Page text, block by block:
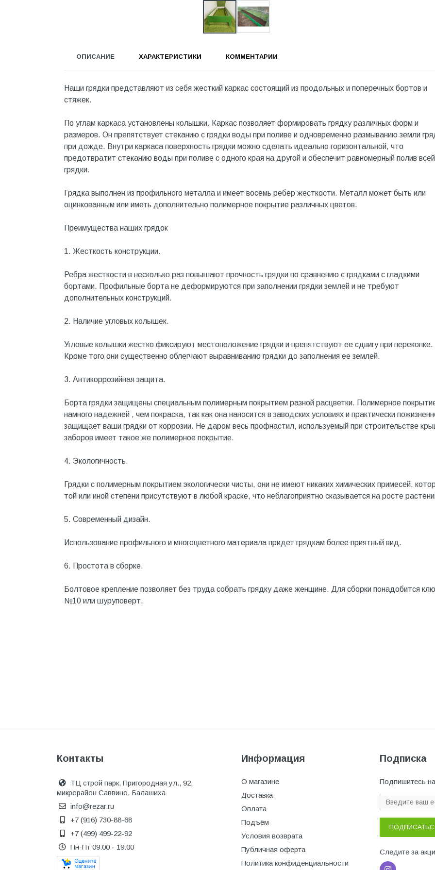
Канализация
Керамика и керамогранит
Клеи, герметики, пены
Клей монтажный
Коллекторы и шкафы
Косметика и уход
Крепёж
Крепеж и герметики
Крепеж, фурнитура
Лак и растворитель
Лакокрасочные материалы
Лепнина для покраски со
Малярно-штукатурные
инструменты
Межкомнатные двери
Металлопрокат и
Механизированные
инструменты
Напольные покрытия
Нерудный материал
Облицовочная доска
Обогревательное
Пиломатериалы
Плинтус напольный
ПОД ЗАКАЗ
Предохранительная арматура
Предохранительные клапана
ОПИСАНИЕ ХАРАКТЕРИСТИКИ КОММЕНТАРИИ
Наши грядки представляют из себя жесткий каркас состоящий из продольных и поперечных бортов и
стяжек.
По углам каркаса установлены колышки. Каркас позволяет формировать грядку различных форм и
размеров. Он препятствует стеканию с грядки воды при поливе и одновременно размыванию земли
при дожде. Внутри каркаса поверхность грядки можно сделать идеально горизонтальной, что
предотвратит стеканию воды при поливе с одного края на другой и обеспечит равномерный полив всей
грядки.
Грядка выполнен из профильного металла и имеет восемь ребер жесткости. Металл может быть или
оцинкованным или иметь дополнительно полимерное покрытие различных цветов.
Преимущества наших грядок
1. Жесткость конструкции.
Ребра жесткости в несколько раз повышают прочность грядки по сравнению с грядками с гладкими
бортами. Профильные борта не деформируются при заполнении грядки землей и не требуют
дополнительных конструкций.
2. Наличие угловых колышек.
Угловые колышки жестко фиксируют местоположение грядки и препятствуют ее сдвигу при перекопке.
Кроме того они существенно облегчают выравниванию грядки до заполнения ее землей.
3. Антикоррозийная защита.
Борта грядки защищены специальным полимерным покрытием разной расцветки. Полимерное
намного надежней , чем покраска, так как она наносится в заводских условиях и практически
защищает ваши грядки от коррозии. Не даром весь профнастил, используемый при строительстве
заборов имеет такое же полимерное покрытие.
4. Экологичность.
Грядки с полимерным покрытием экологически чисты, они не имеют никаких химических примесей,
той или иной степени присутствуют в любой краске, что неблагоприятно сказывается на росте
5. Современный дизайн.
Использование профильного и многоцветного материала придет грядкам более приятный вид.
6. Простота в сборке.
Болтовое крепление позволяет без труда собрать грядку даже женщине. Для сборки понадобится
№10 или шуруповерт.
Контакты
ТЦ строй парк, Пригородная ул., 92,
микрорайон Саввино, Балашиха
info@rezar.ru
+7 (916) 730-88-68
+7 (499) 499-22-92
Пн-Пт 09:00 - 19:00
Информация
О магазине
Доставка
Оплата
Подъём
Условия возврата
Публичная оферта
Политика конфиденциальности
Подписка
Подпишитесь
Следите за